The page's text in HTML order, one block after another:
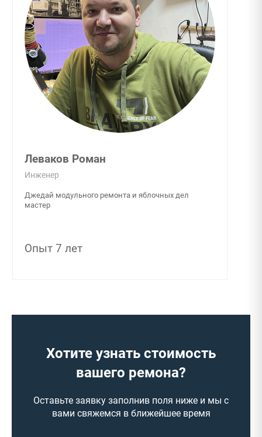
Леваков Роман
Инженер
Джедай модульного ремонта и яблочных дел
мастер
Опыт 7 лет
Хотите узнать стоимость
вашего ремона?
Оставьте заявку заполнив поля ниже и мы с
вами свяжемся в ближейшее время